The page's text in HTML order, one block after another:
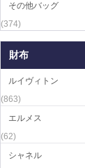
その他バッグ
(374)
財布
ルイヴィトン
(863)
エルメス
(62)
シャネル